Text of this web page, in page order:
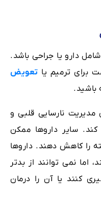
دارو یا جراحی باشد.
برای ترمیم یا تعویض
باشید.
نارسایی قلبی و
سایر داروها ممکن
کاهش دهند. داروها
اما نمی توانند از بدتر
کنند یا آن را درمان